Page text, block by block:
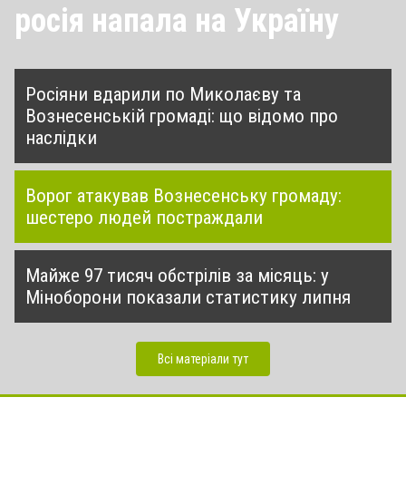
росія напала на Україну
Росіяни вдарили по Миколаєву та
Вознесенській громаді: що відомо про
наслідки
Ворог атакував Вознесенську громаду:
шестеро людей постраждали
Майже 97 тисяч обстрілів за місяць: у
Міноборони показали статистику липня
Всі матеріали тут